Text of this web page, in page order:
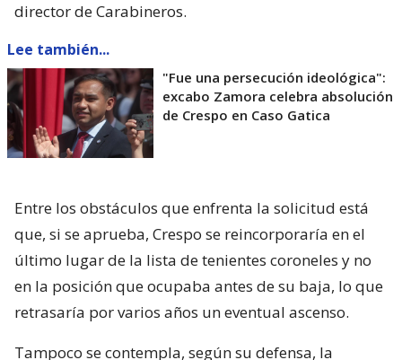
director de Carabineros.
Lee también...
"Fue una persecución ideológica":
excabo Zamora celebra absolución
de Crespo en Caso Gatica
Entre los obstáculos que enfrenta la solicitud está
que, si se aprueba, Crespo se reincorporaría en el
último lugar de la lista de tenientes coroneles y no
en la posición que ocupaba antes de su baja, lo que
retrasaría por varios años un eventual ascenso.
Tampoco se contempla, según su defensa, la